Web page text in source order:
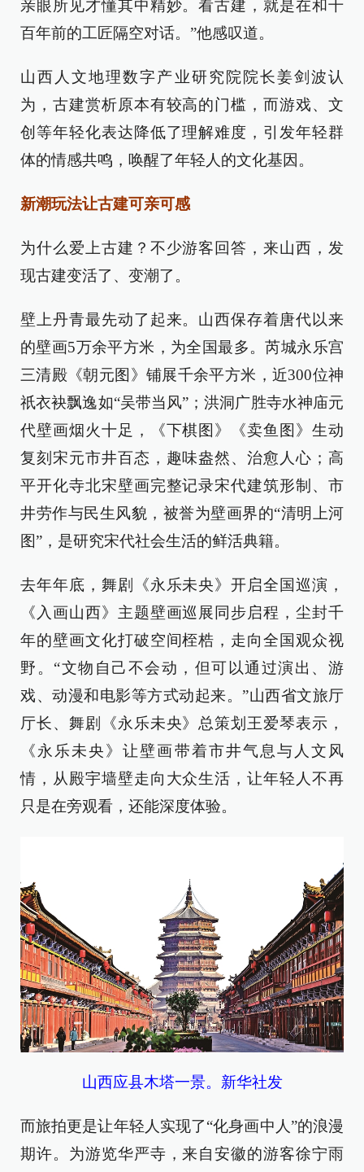
亲眼所见才懂其中精妙。看古建，就是在和千
百年前的工匠隔空对话。”他感叹道。
山西人文地理数字产业研究院院长姜剑波认
为，古建赏析原本有较高的门槛，而游戏、文
创等年轻化表达降低了理解难度，引发年轻群
体的情感共鸣，唤醒了年轻人的文化基因。
新潮玩法让古建可亲可感
为什么爱上古建？不少游客回答，来山西，发
现古建变活了、变潮了。
壁上丹青最先动了起来。山西保存着唐代以来
的壁画5万余平方米，为全国最多。芮城永乐宫
三清殿《朝元图》铺展千余平方米，近300位神
祇衣袂飘逸如“吴带当风”；洪洞广胜寺水神庙元
代壁画烟火十足，《下棋图》《卖鱼图》生动
复刻宋元市井百态，趣味盎然、治愈人心；高
平开化寺北宋壁画完整记录宋代建筑形制、市
井劳作与民生风貌，被誉为壁画界的“清明上河
图”，是研究宋代社会生活的鲜活典籍。
去年年底，舞剧《永乐未央》开启全国巡演，
《入画山西》主题壁画巡展同步启程，尘封千
年的壁画文化打破空间桎梏，走向全国观众视
野。“文物自己不会动，但可以通过演出、游
戏、动漫和电影等方式动起来。”山西省文旅厅
厅长、舞剧《永乐未央》总策划王爱琴表示，
《永乐未央》让壁画带着市井气息与人文风
情，从殿宇墙壁走向大众生活，让年轻人不再
只是在旁观看，还能深度体验。
山西应县木塔一景。新华社发
而旅拍更是让年轻人实现了“化身画中人”的浪漫
期许。为游览华严寺，来自安徽的游客徐宁雨